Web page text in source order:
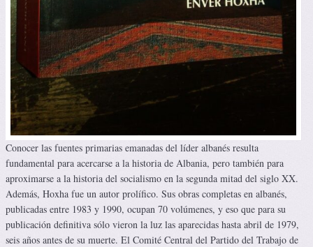
Conocer las fuentes primarias emanadas del líder albanés resulta
fundamental para acercarse a la historia de Albania, pero también para
aproximarse a la historia del socialismo en la segunda mitad del siglo XX.
Además, Hoxha fue un autor prolífico. Sus obras completas en albanés,
publicadas entre 1983 y 1990, ocupan 70 volúmenes, y eso que para su
publicación definitiva sólo vieron la luz las aparecidas hasta abril de 1979,
seis años antes de su muerte. El Comité Central del Partido del Trabajo de